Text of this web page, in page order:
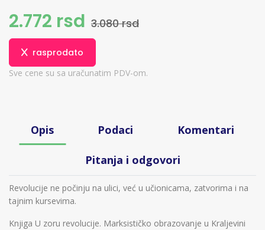
2.772 rsd 3.080 rsd
rasprodato
Sve cene su sa uračunatim PDV-om.
Opis Podaci Komentari
Pitanja i odgovori
Revolucije ne počinju na ulici, već u učionicama, zatvorima i na
tajnim kursevima.
Knjiga U zoru revolucije. Marksističko obrazovanje u Kraljevini